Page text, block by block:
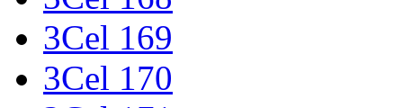
3Cel 169
3Cel 170